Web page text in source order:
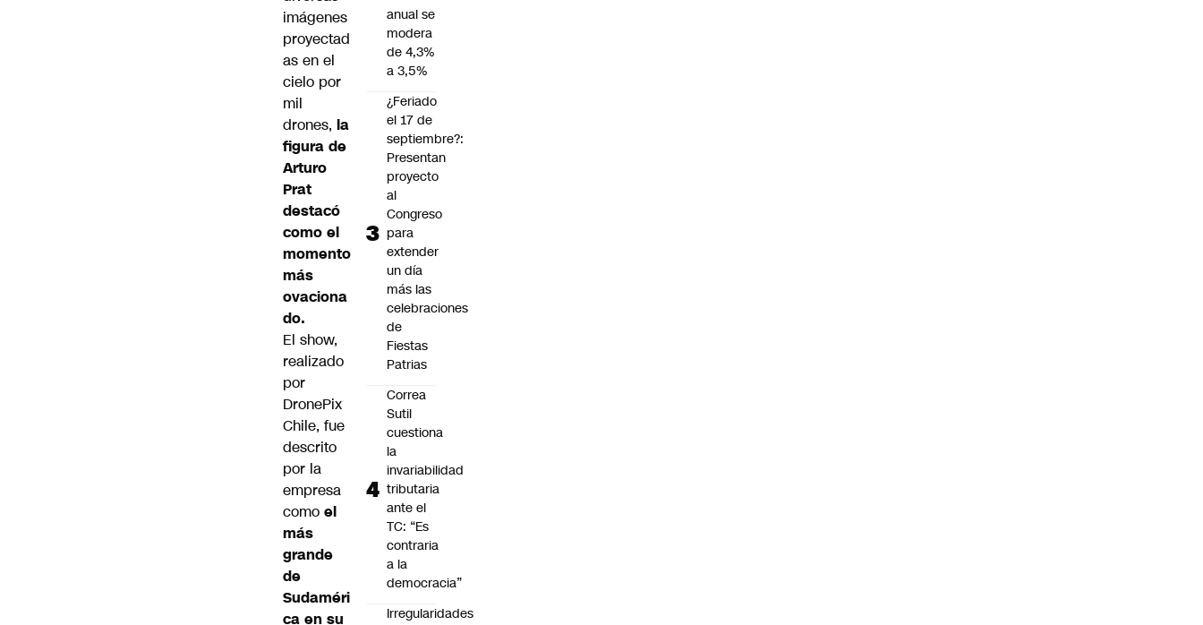
imágenes
proyectad
as en el
cielo por
mil
drones, la
figura de
Arturo
Prat
destacó
como el
momento
más
ovaciona
do.
El show,
realizado
por
DronePix
Chile, fue
descrito
por la
empresa
como el
más
grande
de
Sudaméri
ca en su
anual se
modera
de 4,3%
a 3,5%
¿Feriado
el 17 de
septiembre?:
Presentan
proyecto
al
Congreso
para
extender
un día
más las
celebraciones
de
Fiestas
Patrias
Correa
Sutil
cuestiona
la
invariabilidad
tributaria
ante el
TC: “Es
contraria
a la
democracia”
Irregularidades